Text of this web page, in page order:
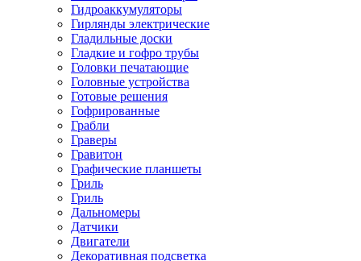
Гидроаккумуляторы
Гирлянды электрические
Гладильные доски
Гладкие и гофро трубы
Головки печатающие
Головные устройства
Готовые решения
Гофрированные
Грабли
Граверы
Гравитон
Графические планшеты
Гриль
Гриль
Дальномеры
Датчики
Двигатели
Декоративная подсветка